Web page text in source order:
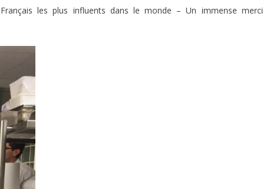
les plus influents dans le monde – Un immense merci